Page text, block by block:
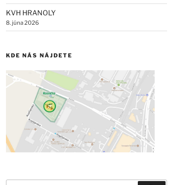
KVH HRANOLY
8. júna 2026
KDE NÁS NÁJDETE